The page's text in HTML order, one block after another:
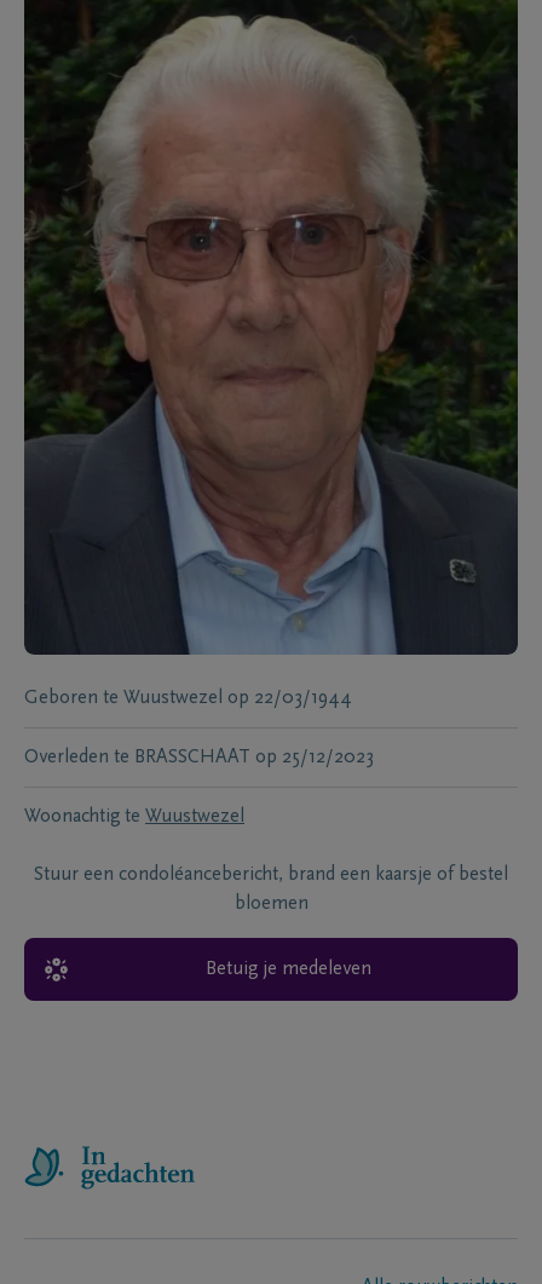
Geboren te Wuustwezel op 22/03/1944
Overleden te BRASSCHAAT op 25/12/2023
Woonachtig te Wuustwezel
Stuur een condoléancebericht, brand een kaarsje of bestel
bloemen
Betuig je medeleven